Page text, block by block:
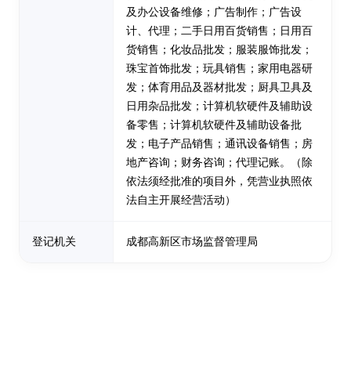
及办公设备维修；广告制作；广告设
计、代理；二手日用百货销售；日用百
货销售；化妆品批发；服装服饰批发；
珠宝首饰批发；玩具销售；家用电器研
发；体育用品及器材批发；厨具卫具及
日用杂品批发；计算机软硬件及辅助设
备零售；计算机软硬件及辅助设备批
发；电子产品销售；通讯设备销售；房
地产咨询；财务咨询；代理记账。（除
依法须经批准的项目外，凭营业执照依
法自主开展经营活动）
登记机关 成都高新区市场监督管理局